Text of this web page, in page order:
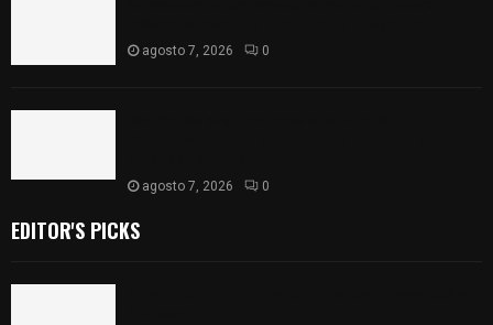
agosto 7, 2026 0
agosto 7, 2026 0
EDITOR'S PICKS